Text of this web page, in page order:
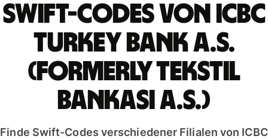
Swift-Codes von ICBC
TURKEY BANK A.S.
(FORMERLY TEKSTIL
BANKASI A.S.)
Finde Swift-Codes verschiedener Filialen von ICBC